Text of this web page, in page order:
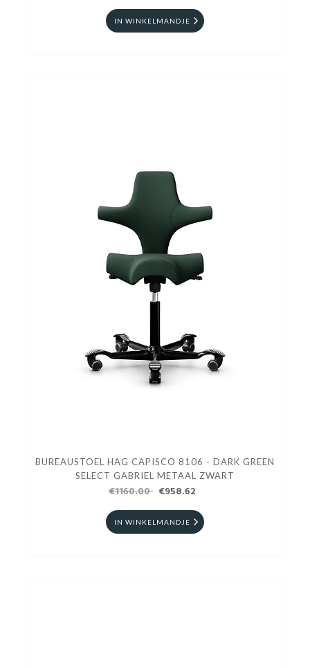
IN WINKELMANDJE
BUREAUSTOEL HAG CAPISCO 8106 - DARK GREEN
SELECT GABRIEL METAAL ZWART
€1160.00 €958.62
IN WINKELMANDJE